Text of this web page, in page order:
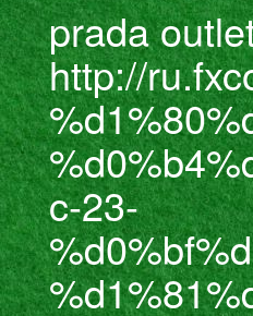
prada
http://
c-23-